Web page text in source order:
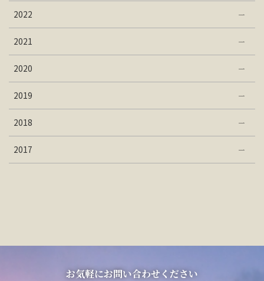
2022
2021
2020
2019
2018
2017
お気軽にお問い合わせください